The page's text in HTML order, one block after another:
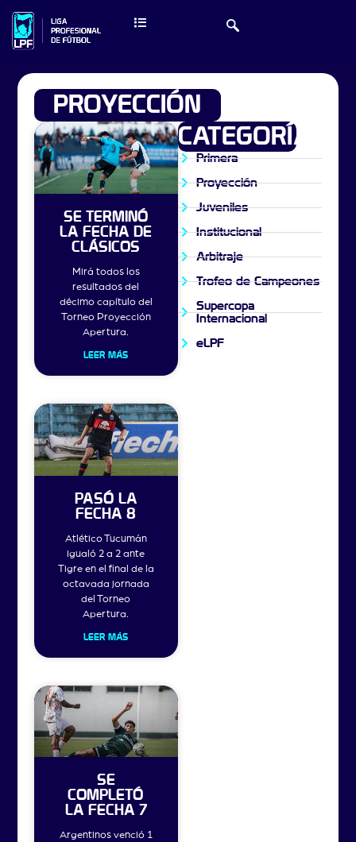
PROYECCIÓN
SE TERMINÓ
LA FECHA DE
CLÁSICOS
Mirá todos los
resultados del
décimo capítulo del
Torneo Proyección
Apertura.
LEER MÁS
PASÓ LA
FECHA 8
Atlético Tucumán
igualó 2 a 2 ante
Tigre en el final de la
octavada jornada
del Torneo
Apertura.
LEER MÁS
SE
COMPLETÓ
LA FECHA 7
Argentinos venció 1
CATEGORÍAS
Primera
Proyección
Juveniles
Institucional
Arbitraje
Trofeo de Campeones
Supercopa
Internacional
eLPF